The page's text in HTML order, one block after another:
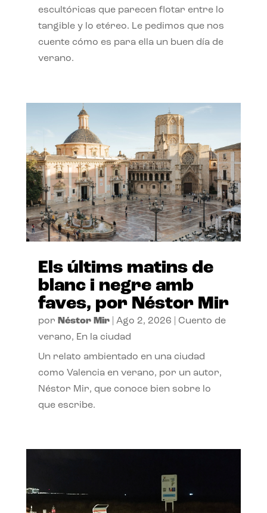
escultóricas que parecen flotar entre lo
tangible y lo etéreo. Le pedimos que nos
cuente cómo es para ella un buen día de
verano.
Els últims matins de
blanc i negre amb
faves, por Néstor Mir
por Néstor Mir| Ago 2, 2026
Cuento de
verano, En la ciudad
Un relato ambientado en una ciudad
como Valencia en verano, por un autor,
Néstor Mir, que conoce bien sobre lo
que escribe.